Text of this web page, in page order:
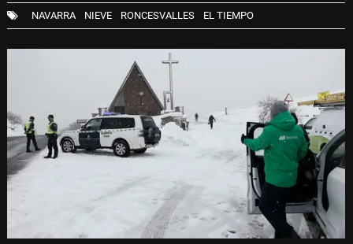
NAVARRA NIEVE RONCESVALLES EL TIEMPO